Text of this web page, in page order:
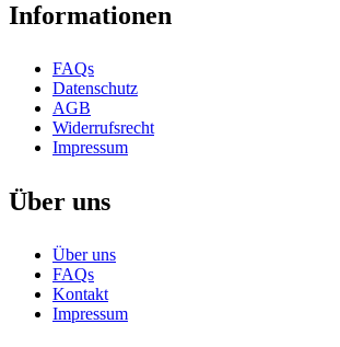
Informationen
FAQs
Datenschutz
AGB
Widerrufsrecht
Impressum
Über uns
Über uns
FAQs
Kontakt
Impressum